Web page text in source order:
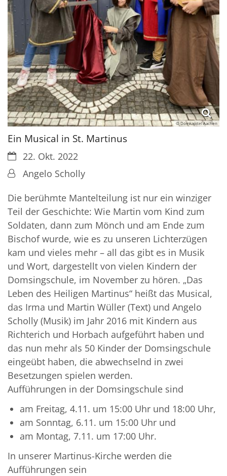
© Domkapitel Aachen
Ein Musical in St. Martinus
Datum:22. Okt. 2022
Von:Angelo Scholly
Die berühmte Mantelteilung ist nur ein winziger
Teil der Geschichte: Wie Martin vom Kind zum
Soldaten, dann zum Mönch und am Ende zum
Bischof wurde, wie es zu unseren Lichterzügen
kam und vieles mehr – all das gibt es in Musik
und Wort, dargestellt von vielen Kindern der
Domsingschule, im November zu hören. „Das
Leben des Heiligen Martinus“ heißt das Musical,
das Irma und Martin Wüller (Text) und Angelo
Scholly (Musik) im Jahr 2016 mit Kindern aus
Richterich und Horbach aufgeführt haben und
das nun mehr als 50 Kinder der Domsingschule
eingeübt haben, die abwechselnd in zwei
Besetzungen spielen werden.
Aufführungen in der Domsingschule sind
am Freitag, 4.11. um 15:00 Uhr und 18:00 Uhr,
am Sonntag, 6.11. um 15:00 Uhr und
am Montag, 7.11. um 17:00 Uhr.
In unserer Martinus-Kirche werden die
Aufführungen sein